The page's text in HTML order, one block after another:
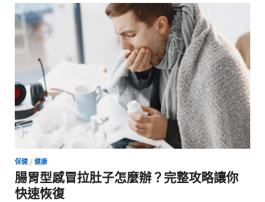
保健 / 健康
腸胃型感冒拉肚子怎麼辦？完整攻略讓你
快速恢復